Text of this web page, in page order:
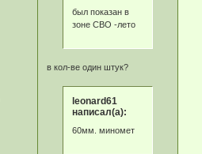
был показан в
зоне СВО -лето
в кол-ве один штук?
leonard61
написал(а):
60мм. миномет